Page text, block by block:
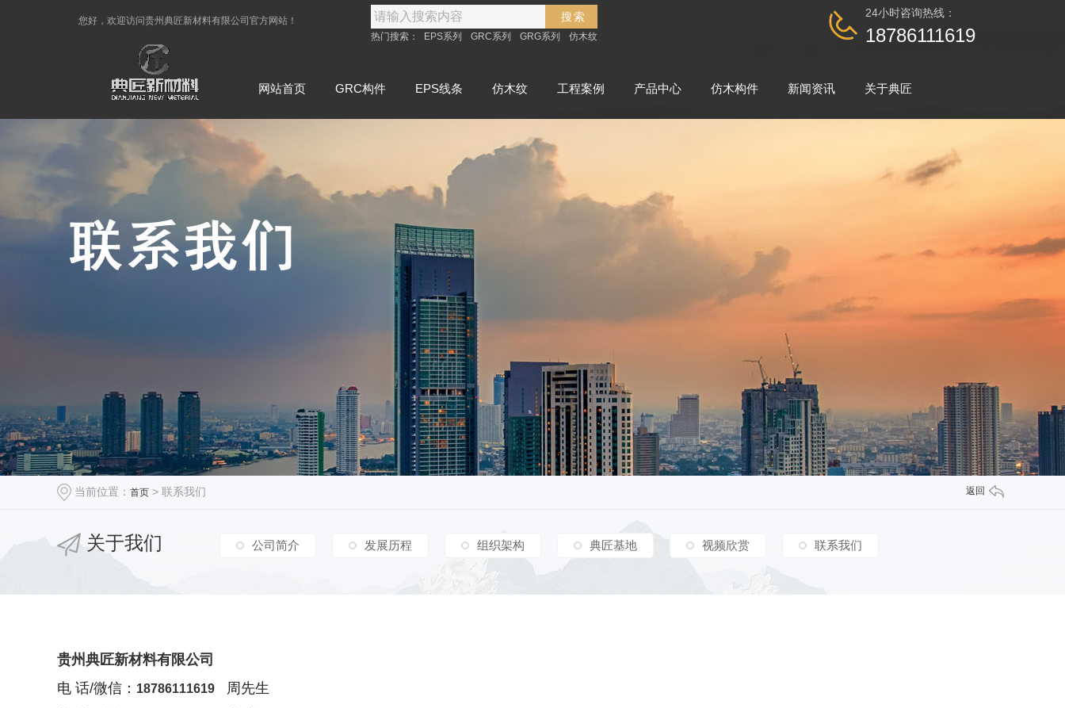
您好，欢迎访问贵州典匠新材料有限公司 官方网站！ 搜索
热门搜索： EPS系列 GRC系列 GRG系列 仿木纹
24小时咨询热线：
18786111619
网站首页 GRC构件 EPS线条 仿木纹 工程案例 产品中心 仿木构件 新闻资讯 关于典匠
当前位置： 首页 > 联系我们 返回
关于我们 公司简介 发展历程 组织架构 典匠基地 视频欣赏 联系我们
贵州典匠新材料有限公司
电 话/微信： 18786111619
周先生